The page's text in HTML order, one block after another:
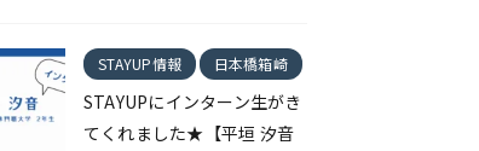
STAYUP情報 日本橋箱崎
STAYUPにインターン生がき
てくれました★【平垣 汐音